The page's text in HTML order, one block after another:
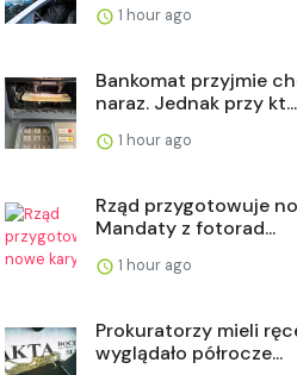
1 hour ago
Bankomat przyjmie
naraz. Jednak przy kt...
1 hour ago
Rząd przygotowuje
Mandaty z fotorad...
1 hour ago
Prokuratorzy mieli
wyglądało półrocze...